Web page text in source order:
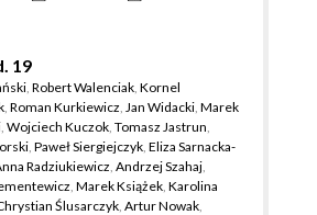
19
Robert Walenciak Kornel
Roman Kurkiewicz Jan Widacki Marek
Wojciech Kuczok Tomasz Jastrun
Paweł Siergiejczyk Eliza Sarnacka-
Radziukiewicz Andrzej Szahaj
Marek Książek Karolina
Ślusarczyk Artur Nowak